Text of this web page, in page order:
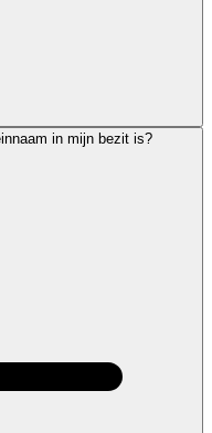
in mijn bezit is?